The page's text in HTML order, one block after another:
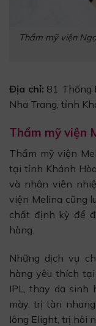
Thẩm mỹ viện
Địa chỉ: 81 Thống
Nha Trang, tỉnh
Thẩm mỹ viện
Thẩm mỹ viện
tại tỉnh Khánh
và nhân viên
viện Melina cũng
chất định kỳ để
hàng.
Những dịch vụ
hàng yêu thích
IPL, thay da sinh
mày, trị tàn
lông Elight, trị hôi